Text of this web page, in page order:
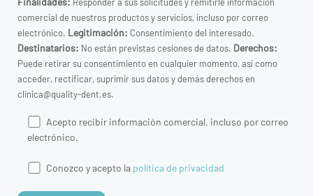
comercial de nuestros productos y servicios, incluso por correo
electrónico. Legitimación: Consentimiento del interesado.
Destinatarios: No están previstas cesiones de datos. Derechos:
Puede retirar su consentimiento en cualquier momento, así como
acceder, rectificar, suprimir sus datos y demás derechos en
clinica@quality-dent.es.
Acepto recibir información comercial, incluso por correo
electrónico.
Conozco y acepto la política de privacidad